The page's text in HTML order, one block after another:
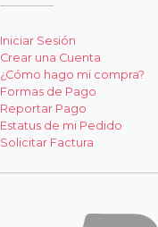
Iniciar Sesión
Crear una Cuenta
¿Cómo hago mi compra?
Formas de Pago
Reportar Pago
Estatus de mi Pedido
Solicitar Factura